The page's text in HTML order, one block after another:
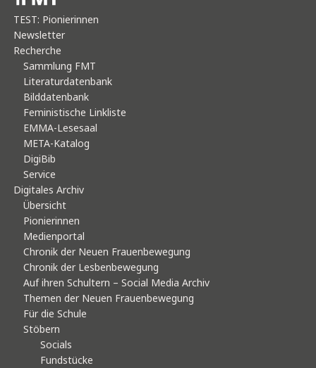
TEST: Pionierinnen
Newsletter
Recherche
Sammlung FMT
Literaturdatenbank
Bilddatenbank
Feministische Linkliste
EMMA-Lesesaal
META-Katalog
DigiBib
Service
Digitales Archiv
Übersicht
Pionierinnen
Medienportal
Chronik der Neuen Frauenbewegung
Chronik der Lesbenbewegung
Auf ihren Schultern – Social Media Archiv
Themen der Neuen Frauenbewegung
Für die Schule
Stöbern
Socials
Fundstücke